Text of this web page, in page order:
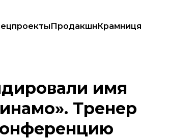
ПродакшнКрамниця
киевлян пропустил пресс-конференцию
имя
Тренер